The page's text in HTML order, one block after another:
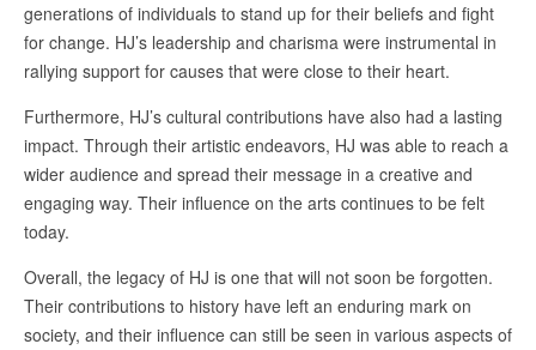
generations of individuals to stand up for their beliefs and fight
for change. HJ’s leadership and charisma were instrumental in
rallying support for causes that were close to their heart.
Furthermore, HJ’s cultural contributions have also had a lasting
impact. Through their artistic endeavors, HJ was able to reach a
wider audience and spread their message in a creative and
engaging way. Their influence on the arts continues to be felt
today.
Overall, the legacy of HJ is one that will not soon be forgotten.
Their contributions to history have left an enduring mark on
society, and their influence can still be seen in various aspects of